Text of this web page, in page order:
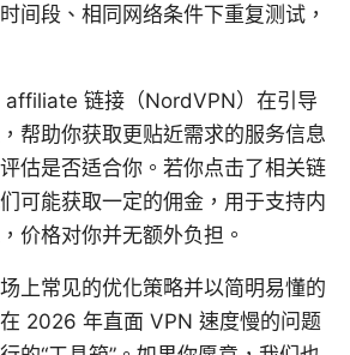
间段、相同网络条件下重复测试，
affiliate 链接（NordVPN）在引导
帮助你获取更贴近需求的服务信息
估是否适合你。若你点击了相关链
可能获取一定的佣金，用于支持内
价格对你并无额外负担。
上常见的优化策略并以简明易懂的
2026 年直面 VPN 速度慢的问题